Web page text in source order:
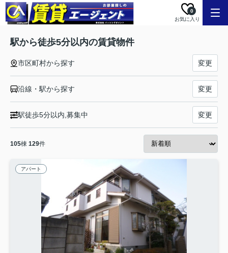
お気に入り
0
駅から徒歩5分以内の賃貸物件
市区町村から探す 変更
沿線・駅から探す 変更
駅徒歩5分以内,募集中 変更
105棟 129件
アパート